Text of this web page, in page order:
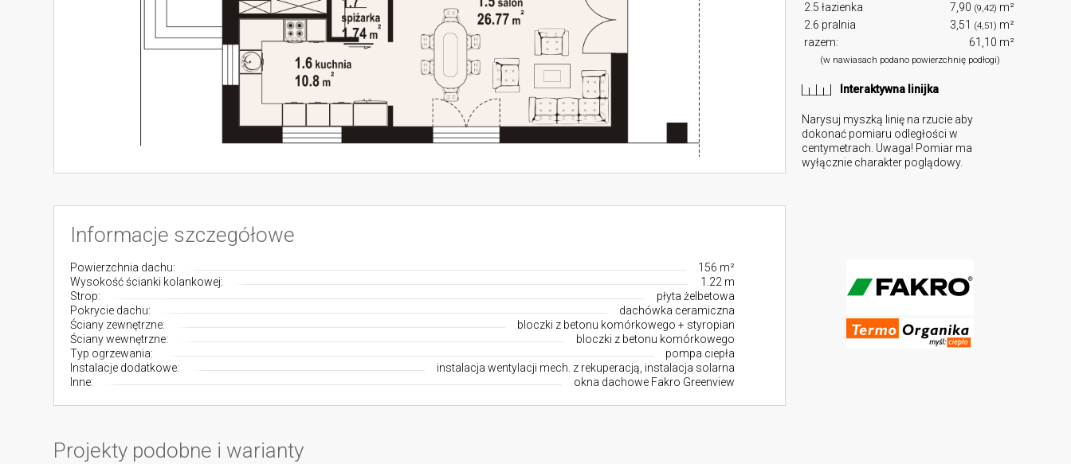
2.5 łazienka
7,90 (9,42) m²
2.6 pralnia
3,51 (4,51) m²
razem:
61,10 m²
(w nawiasach podano powierzchnię podłogi)
Interaktywna linijka
Narysuj myszką linię na rzucie aby
dokonać pomiaru odległości w
centymetrach. Uwaga! Pomiar ma
wyłącznie charakter poglądowy.
Informacje szczegółowe
Powierzchnia dachu:
156 m²
Wysokość ścianki kolankowej:
1.22 m
Strop:
płyta żelbetowa
Pokrycie dachu:
dachówka ceramiczna
Ściany zewnętrzne:
bloczki z betonu komórkowego + styropian
Ściany wewnętrzne:
bloczki z betonu komórkowego
Typ ogrzewania:
pompa ciepła
Instalacje dodatkowe:
instalacja wentylacji mech. z rekuperacją, instalacja solarna
Inne:
okna dachowe Fakro Greenview
Projekty podobne i warianty